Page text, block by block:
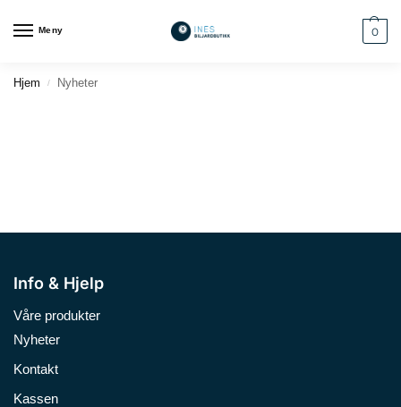
Meny 0
Hjem / Nyheter
Info & Hjelp
Våre produkter
Nyheter
Kontakt
Kassen